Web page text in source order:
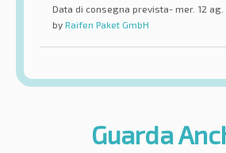
Data di consegna prevista- mer. 12 ag.
by Raifen Paket GmbH
Guarda